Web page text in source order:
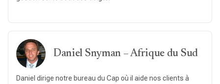
Daniel Snyman – Afrique du Sud
Daniel dirige notre bureau du Cap où il aide nos clients à